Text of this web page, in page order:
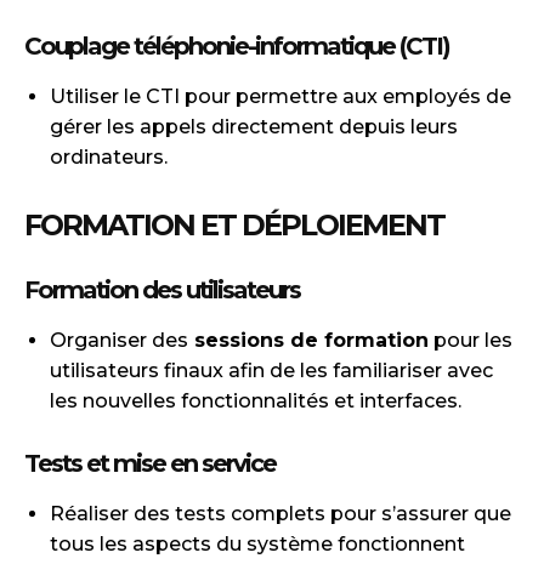
Couplage téléphonie-informatique (CTI)
Utiliser le CTI pour permettre aux employés de
gérer les appels directement depuis leurs
ordinateurs.
FORMATION ET DÉPLOIEMENT
Formation des utilisateurs
Organiser des sessions de formation pour les
utilisateurs finaux afin de les familiariser avec
les nouvelles fonctionnalités et interfaces.
Tests et mise en service
Réaliser des tests complets pour s’assurer que
tous les aspects du système fonctionnent